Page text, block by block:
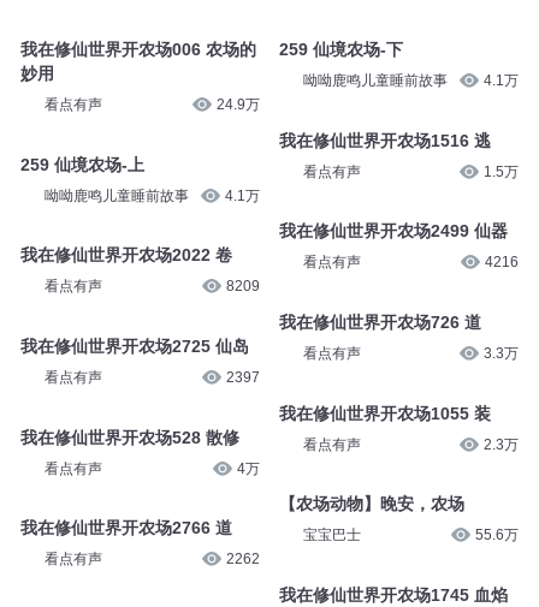
我在修仙世界开农场006 农场的
妙用
看点有声 24.9万
259 仙境农场-上
呦呦鹿鸣儿童睡前故事 4.1万
我在修仙世界开农场2022 卷
看点有声 8209
我在修仙世界开农场2725 仙岛
看点有声 2397
我在修仙世界开农场528 散修
看点有声 4万
我在修仙世界开农场2766 道
看点有声 2262
259 仙境农场-下
呦呦鹿鸣儿童睡前故事 4.1万
我在修仙世界开农场1516 逃
看点有声 1.5万
我在修仙世界开农场2499 仙器
看点有声 4216
我在修仙世界开农场726 道
看点有声 3.3万
我在修仙世界开农场1055 装
看点有声 2.3万
【农场动物】晚安，农场
宝宝巴士 55.6万
我在修仙世界开农场1745 血焰